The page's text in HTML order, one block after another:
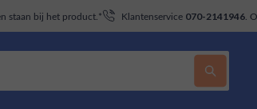
staan bij het product.* Klantenservice 070-2141946 .